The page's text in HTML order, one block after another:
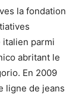
la fondation
parmi
abritant le
En 2009
ligne de jeans